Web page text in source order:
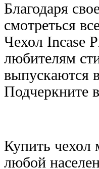
Благодаря
смотреться
Чехол Incase
любителям
выпускаются
Подчеркните
Купить чехол
любой